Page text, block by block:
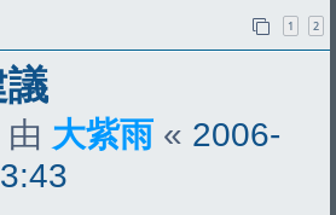
1 2
大紫雨 « 2006-